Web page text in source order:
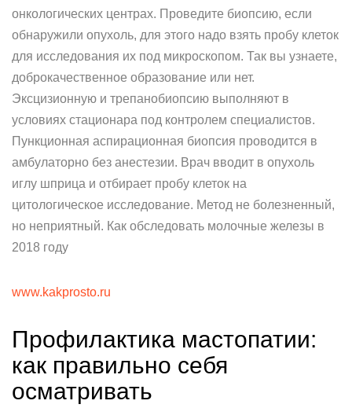
онкологических центрах. Проведите биопсию, если
обнаружили опухоль, для этого надо взять пробу клеток
для исследования их под микроскопом. Так вы узнаете,
доброкачественное образование или нет.
Эксцизионную и трепанобиопсию выполняют в
условиях стационара под контролем специалистов.
Пункционная аспирационная биопсия проводится в
амбулаторно без анестезии. Врач вводит в опухоль
иглу шприца и отбирает пробу клеток на
цитологическое исследование. Метод не болезненный,
но неприятный. Как обследовать молочные железы в
2018 году
www.kakprosto.ru
Профилактика мастопатии:
как правильно себя
осматривать